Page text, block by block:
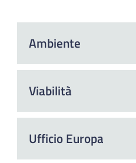
Ambiente
Viabilità
Ufficio Europa